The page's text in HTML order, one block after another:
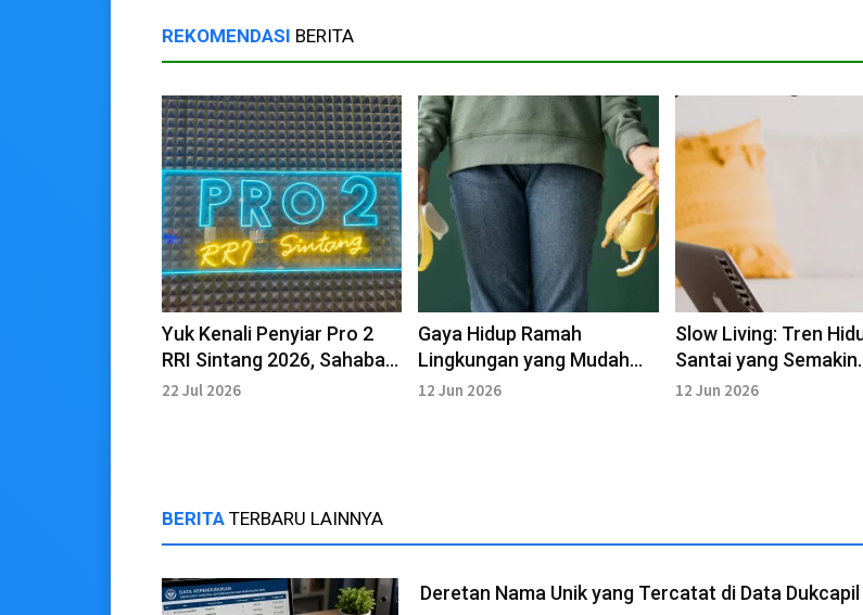
REKOMENDASI BERITA
Yuk Kenali Penyiar Pro 2
RRI Sintang 2026, Sahabat
Setia di Balik Mikrofon
22 Jul 2026
Gaya Hidup Ramah
Lingkungan yang Mudah
Diterapkan
12 Jun 2026
Slow Living: Tren
Santai yang Semakin
Populer
12 Jun 2026
BERITA TERBARU LAINNYA
Deretan Nama Unik yang Tercatat di Data Dukcapil